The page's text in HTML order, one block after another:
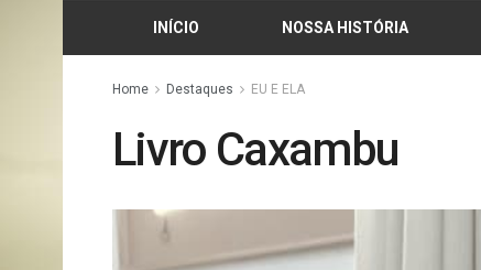
INÍCIO NOSSA HISTÓRIA
Home Destaques EU E ELA
Livro Caxambu